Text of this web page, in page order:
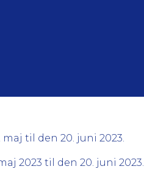
til den 20. juni 2023.
2023 til den 20. juni 2023.